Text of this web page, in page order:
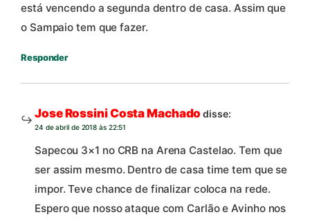
está vencendo a segunda dentro de casa. Assim que
o Sampaio tem que fazer.
Responder
Jose Rossini Costa Machado disse:
24 de abril de 2018 às 22:51
Sapecou 3×1 no CRB na Arena Castelao. Tem que
ser assim mesmo. Dentro de casa time tem que se
impor. Teve chance de finalizar coloca na rede.
Espero que nosso ataque com Carlão e Avinho nos